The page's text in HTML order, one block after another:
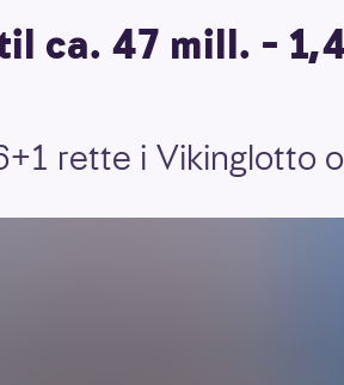
ca. 47 mill. –
rette i Vikinglotto